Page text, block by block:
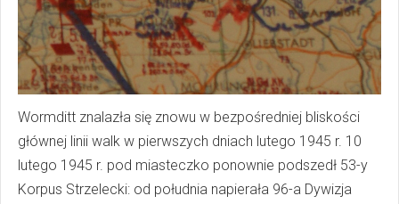
Wormditt znalazła się znowu w bezpośredniej bliskości
głównej linii walk w pierwszych dniach lutego 1945 r. 10
lutego 1945 r. pod miasteczko ponownie podszedł 53-y
Korpus Strzelecki: od południa napierała 96-a Dywizja